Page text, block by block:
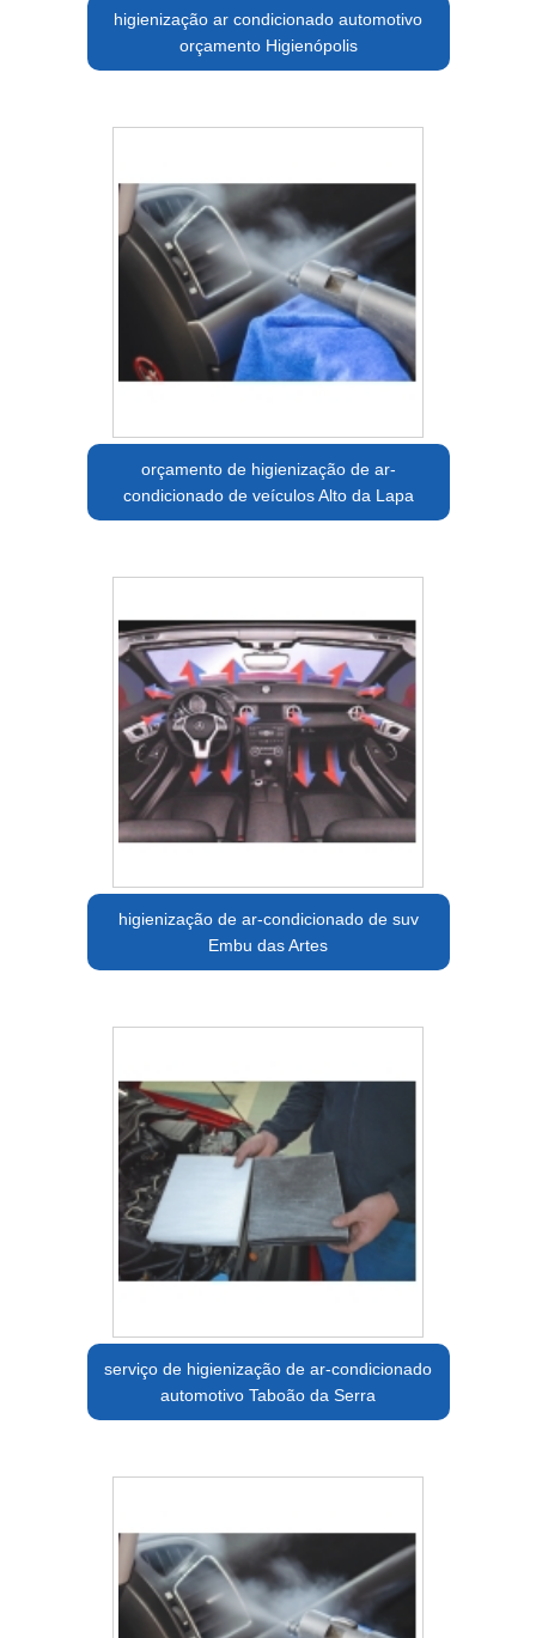
higienização ar condicionado automotivo
orçamento Higienópolis
orçamento de higienização de ar-
condicionado de veículos Alto da Lapa
higienização de ar-condicionado de suv
Embu das Artes
serviço de higienização de ar-condicionado
automotivo Taboão da Serra